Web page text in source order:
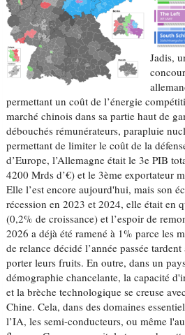
Jadis,
permettant un coût de l’énergie
marché chinois dans sa partie haut de
débouchés rémunérateurs, parapluie
permettant de limiter le coût de la
d’Europe, l’Allemagne était le 3e PIB
4200 Mrds d’€) et le 3ème exportateur
Elle l’est encore aujourd'hui, mais son
récession en 2023 et 2024, elle était en
(0,2% de croissance) et l’espoir de
2026 a déjà été ramené à 1% parce les
de relance décidé l’année passée
porter leurs fruits. En outre, dans un
démographie chancelante, la capacité
et la brèche technologique se creuse
Chine. Cela, dans des domaines
l’IA, les semi-conducteurs, ou même